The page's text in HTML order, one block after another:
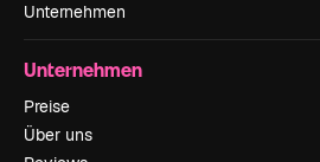
Unternehmen
Unternehmen
Preise
Über uns